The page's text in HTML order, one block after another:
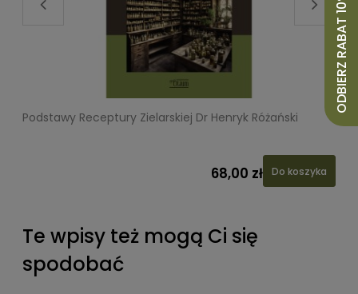
Podstawy Receptury Zielarskiej Dr Henryk Różański
68,00 zł Do koszyka
Te wpisy też mogą Ci się
spodobać
ODBIERZ RABAT 10%